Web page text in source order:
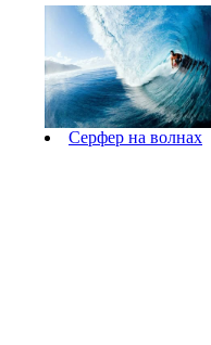
Серфер на волнах